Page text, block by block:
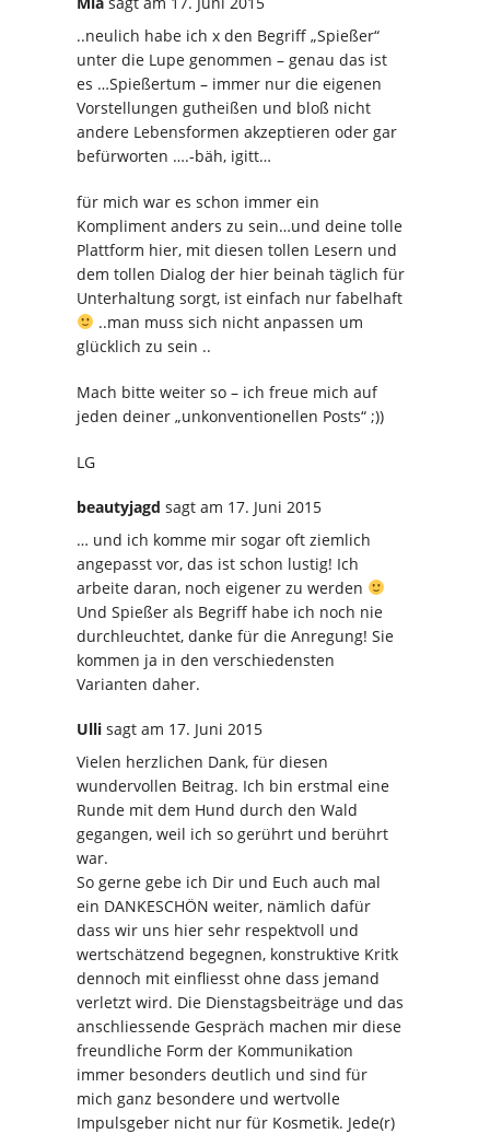
..neulich habe ich x den Begriff „Spießer“
unter die Lupe genommen – genau das ist
es …Spießertum – immer nur die eigenen
Vorstellungen gutheißen und bloß nicht
andere Lebensformen akzeptieren oder gar
befürworten ….-bäh, igitt…
für mich war es schon immer ein
Kompliment anders zu sein…und deine tolle
Plattform hier, mit diesen tollen Lesern und
dem tollen Dialog der hier beinah täglich für
Unterhaltung sorgt, ist einfach nur fabelhaft
..man muss sich nicht anpassen um
glücklich zu sein ..
Mach bitte weiter so – ich freue mich auf
jeden deiner „unkonventionellen Posts“ ;))
LG
beautyjagd sagt am 17. Juni 2015
… und ich komme mir sogar oft ziemlich
angepasst vor, das ist schon lustig! Ich
arbeite daran, noch eigener zu werden
Und Spießer als Begriff habe ich noch nie
durchleuchtet, danke für die Anregung! Sie
kommen ja in den verschiedensten
Varianten daher.
Ulli sagt am 17. Juni 2015
Vielen herzlichen Dank, für diesen
wundervollen Beitrag. Ich bin erstmal eine
Runde mit dem Hund durch den Wald
gegangen, weil ich so gerührt und berührt
war.
So gerne gebe ich Dir und Euch auch mal
ein DANKESCHÖN weiter, nämlich dafür
dass wir uns hier sehr respektvoll und
wertschätzend begegnen, konstruktive Kritk
dennoch mit einfliesst ohne dass jemand
verletzt wird. Die Dienstagsbeiträge und das
anschliessende Gespräch machen mir diese
freundliche Form der Kommunikation
immer besonders deutlich und sind für
mich ganz besondere und wertvolle
Impulsgeber nicht nur für Kosmetik. Jede(r)